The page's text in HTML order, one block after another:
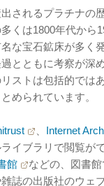
されるプラチナの
くは1800年代から
な宝石鉱床が多く
とともに考察が深
ストは包括的では
められています。
Internet
イブラリで閲覧が
館
などの、図書
誌の出版社のウェ